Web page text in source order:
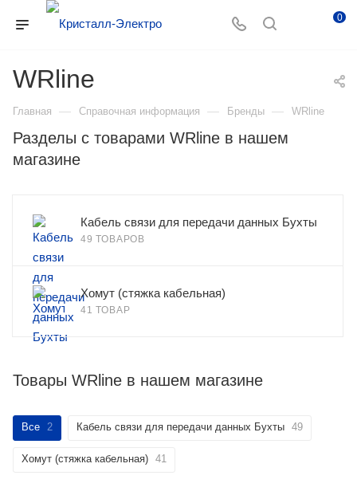
0
WRline
Главная — Справочная информация — Бренды — WRline
Разделы с товарами WRline в нашем
магазине
Кабель связи для передачи данных Бухты
49 ТОВАРОВ
Хомут (стяжка кабельная)
41 ТОВАР
Товары WRline в нашем магазине
Все 2 Кабель связи для передачи данных Бухты 49
Хомут (стяжка кабельная) 41